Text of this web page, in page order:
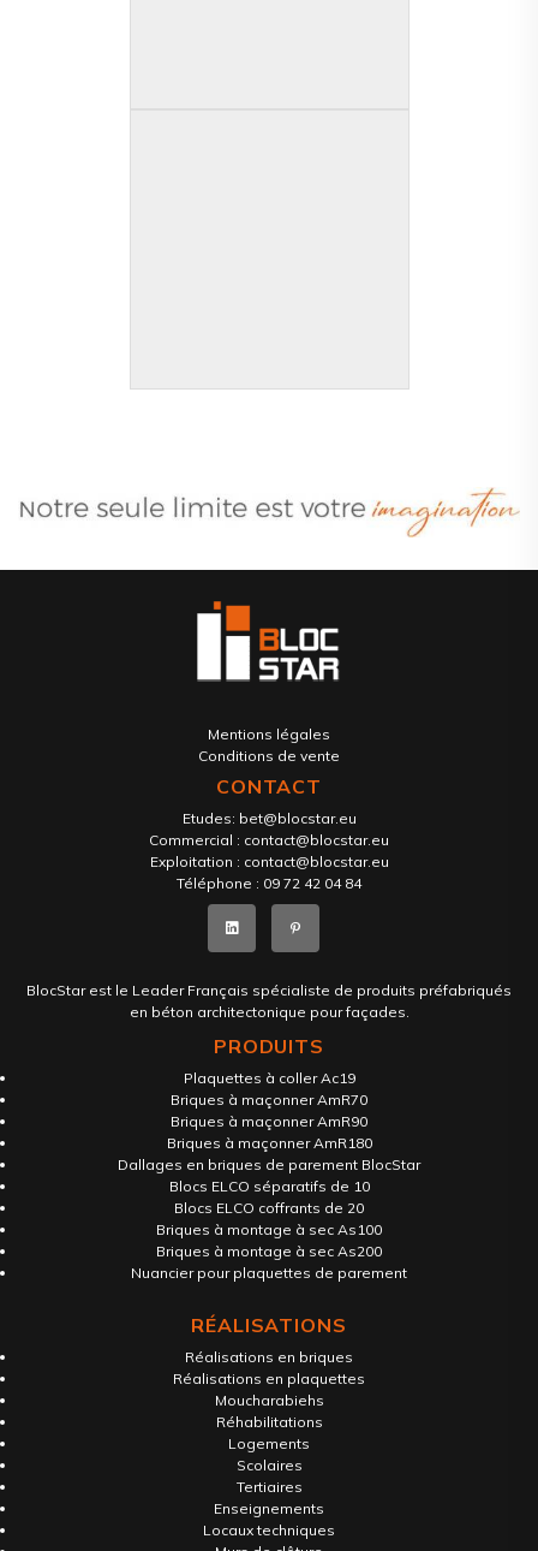
Mentions légales
Conditions de vente
CONTACT
Etudes: bet@blocstar.eu
Commercial : contact@blocstar.eu
Exploitation : contact@blocstar.eu
Téléphone : 09 72 42 04 84
BlocStar est le Leader Français spécialiste de produits préfabriqués
en béton architectonique pour façades.
PRODUITS
Plaquettes à coller Ac19
Briques à maçonner AmR70
Briques à maçonner AmR90
Briques à maçonner AmR180
Dallages en briques de parement BlocStar
Blocs ELCO séparatifs de 10
Blocs ELCO coffrants de 20
Briques à montage à sec As100
Briques à montage à sec As200
Nuancier pour plaquettes de parement
RÉALISATIONS
Réalisations en briques
Réalisations en plaquettes
Moucharabiehs
Réhabilitations
Logements
Scolaires
Tertiaires
Enseignements
Locaux techniques